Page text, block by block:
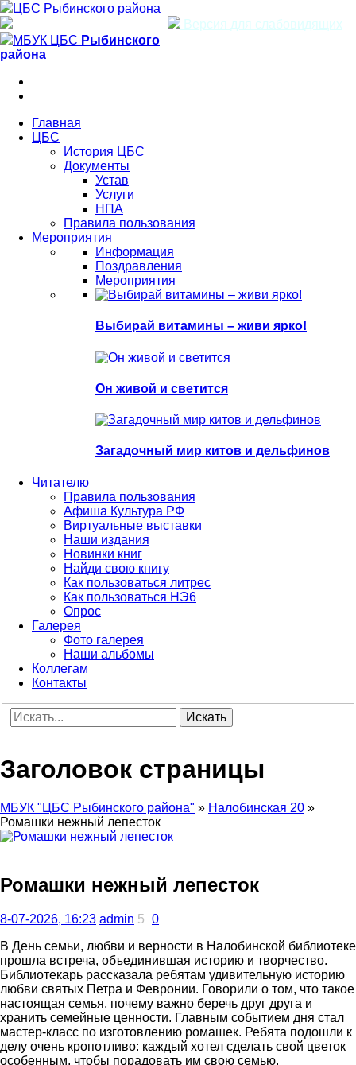
ЦБС Рыбинского района
Версия для слабовидящих
МБУК ЦБС Рыбинского
района
Главная
ЦБС
История ЦБС
Документы
Устав
Услуги
НПА
Правила пользования
Мероприятия
Информация
Поздравления
Мероприятия
Выбирай витамины – живи ярко!
Он живой и светится
Загадочный мир китов и дельфинов
Читателю
Правила пользования
Афиша Культура РФ
Виртуальные выставки
Наши издания
Новинки книг
Найди свою книгу
Как пользоваться литрес
Как пользоваться НЭ6
Опрос
Галерея
Фото галерея
Наши альбомы
Коллегам
Контакты
Искать
Заголовок страницы
МБУК "ЦБС Рыбинского района" » Налобинская 20 »
Ромашки нежный лепесток
Ромашки нежный лепесток
8-07-2026, 16:23 admin 5 0
В День семьи, любви и верности в Налобинской библиотеке
прошла встреча, объединившая историю и творчество.
Библиотекарь рассказала ребятам удивительную историю
любви святых Петра и Февронии. Говорили о том, что такое
настоящая семья, почему важно беречь друг друга и
хранить семейные ценности. Главным событием дня стал
мастер-класс по изготовлению ромашек. Ребята подошли к
делу очень кропотливо: каждый хотел сделать свой цветок
особенным, чтобы порадовать им свою семью.